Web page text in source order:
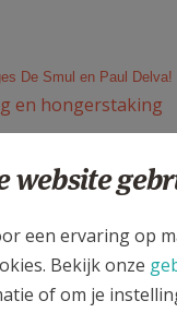
De Smul en Paul Delva!
en hongerstaking
website
een ervaring op
Bekijk onze
of om je